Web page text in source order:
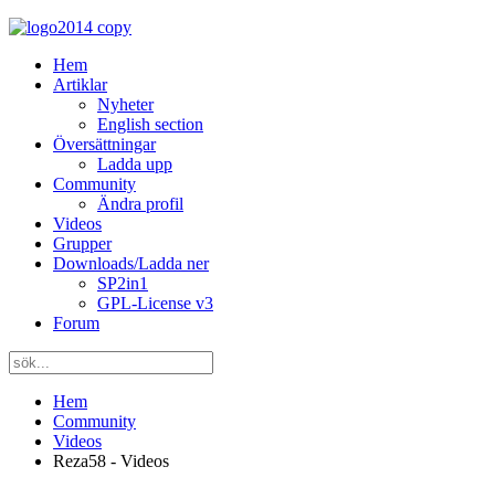
Hem
Artiklar
Nyheter
English section
Översättningar
Ladda upp
Community
Ändra profil
Videos
Grupper
Downloads/Ladda ner
SP2in1
GPL-License v3
Forum
Hem
Community
Videos
Reza58 - Videos